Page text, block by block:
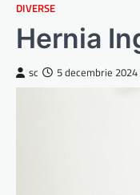
DIVERSE
Hernia
sc 5 decembrie 2024